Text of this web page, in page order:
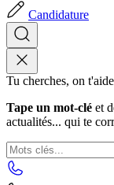
Candidature
Tu cherches, on
Tape un mot-clé et
actualités... qui te